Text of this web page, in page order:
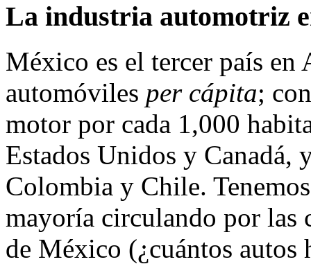
La industria automotriz
México es el tercer país en
automóviles per cápita;
motor por cada 1,000
Estados Unidos y Canadá,
Colombia y Chile.
mayoría circulando por las
de México (¿cuántos